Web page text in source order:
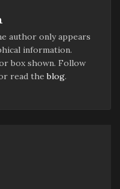
author only appears
information.
box shown. Follow
read theblog.